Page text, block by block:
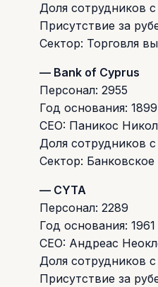
Доля сотрудников
Присутствие за
Сектор: Торговля
— Bank of Cyprus
Персонал: 2955
Год основания: 1899
CEO: Паникос
Доля сотрудников
Сектор: Банковское
— CYTA
Персонал: 2289
Год основания: 1961
CEO: Андреас
Доля сотрудников
Присутствие за